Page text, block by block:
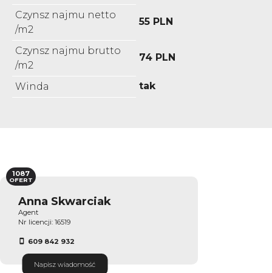
Czynsz najmu netto
/m2
55 PLN
Czynsz najmu brutto
/m2
74 PLN
Winda tak
Anna Skwarciak
Agent
Nr licencji: 16519
609 842 932
Napisz wiadomość
1087
OFERT